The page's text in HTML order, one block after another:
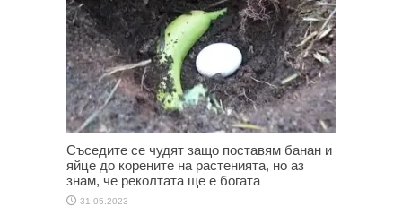
Съседите се чудят защо поставям банан и
яйце до корените на растенията, но аз
знам, че реколтата ще е богата
31.05.2023